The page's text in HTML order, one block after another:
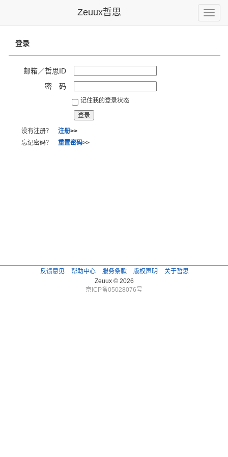
Toggle
Zeuux哲思
登录
邮箱／哲思ID
密 码
记住我的登录状态
没有注册？ 注册>>
忘记密码？ 重置密码>>
反馈意见 帮助中心 服务条款 版权声明
关于哲思
Zeuux © 2026
京ICP备05028076号